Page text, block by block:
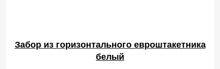
Забор из горизонтального евроштакетника
белый